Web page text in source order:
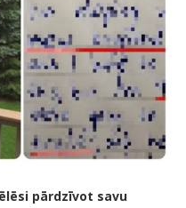
pārdzīvot savu